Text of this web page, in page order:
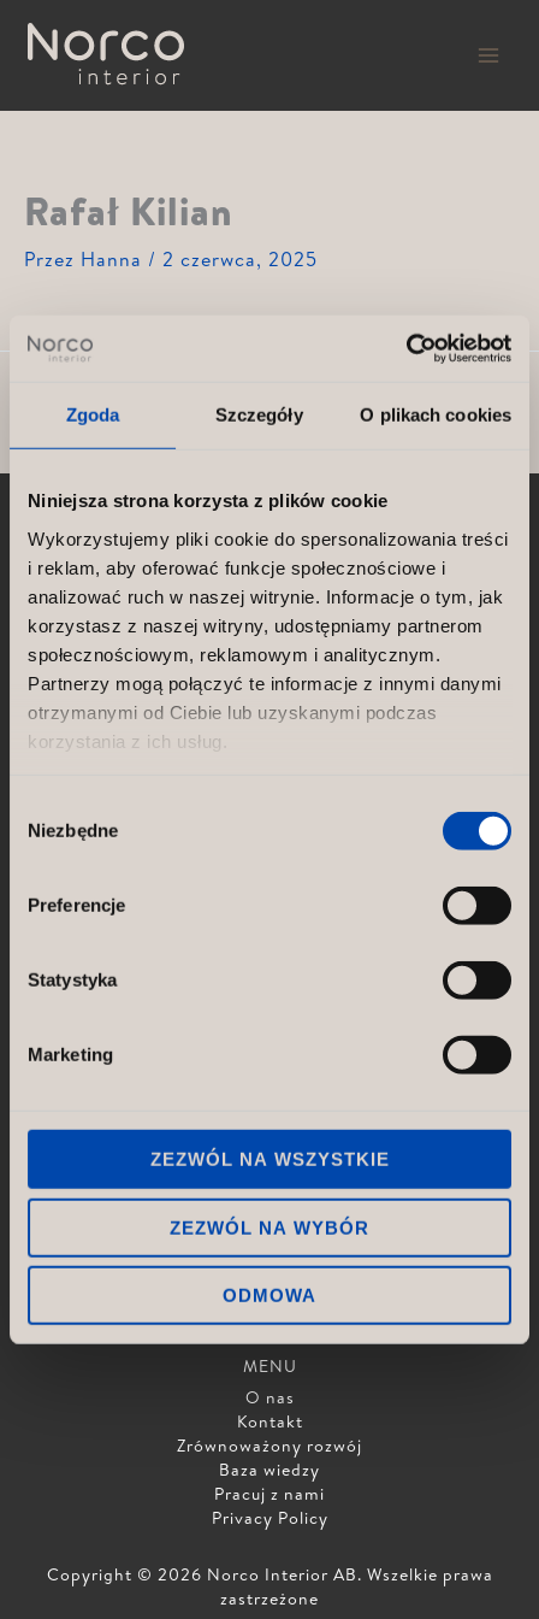
Zgoda Szczegóły O plikach cookies
Niniejsza strona korzysta z plików cookie
Wykorzystujemy pliki cookie do spersonalizowania treści
i reklam, aby oferować funkcje społecznościowe i
analizować ruch w naszej witrynie. Informacje o tym, jak
korzystasz z naszej witryny, udostępniamy partnerom
społecznościowym, reklamowym i analitycznym.
Partnerzy mogą połączyć te informacje z innymi danymi
otrzymanymi od Ciebie lub uzyskanymi podczas
korzystania z ich usług.
zgody
Niezbędne
Preferencje
Statystyka
Marketing
ZEZWÓL NA WSZYSTKIE
ZEZWÓL NA WYBÓR
ODMOWA
Rafał Kilian
Przez Hanna / 2 czerwca, 2025
POPRZEDNI NASTĘPNY
NORCO INTERIOR AB
ul. Tysiąclecia 3
06-400 Ciechanów
Poland
ul. Ciechanowska 30a
06-430 Sońsk
Poland
GÖTESSONS DESIGN GROUP AB
Norco Hospitality |
USŁUGI
Koncepcja i projektowanie
Produkcja
Logistyka
Montaż & Instalacja
Projekt i proces
MENU
O nas
Kontakt
Zrównoważony rozwój
Baza wiedzy
Pracuj z nami
Privacy Policy
Copyright © 2026 Norco Interior AB. Wszelkie prawa
zastrzeżone